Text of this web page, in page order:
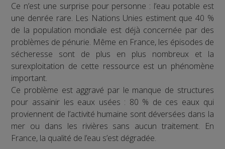
Ce n’est une surprise pour personne : l’eau potable est
une denrée rare. Les Nations Unies estiment que 40 %
de la population mondiale est déjà concernée par des
problèmes de pénurie. Même en France, les épisodes de
sécheresse sont de plus en plus nombreux et la
surexploitation de cette ressource est un phénomène
important.
Ce problème est aggravé par le manque de structures
pour assainir les eaux usées : 80 % de ces eaux qui
proviennent de l’activité humaine sont déversées dans la
mer ou dans les rivières sans aucun traitement. En
France, la qualité de l’eau s’est dégradée.